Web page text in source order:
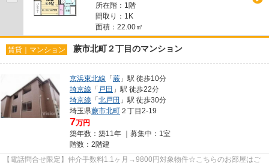
所在階：1階
間取り：1K
面積：22.00㎡
賃貸｜マンション 蕨市北町２丁目のマンション
京浜東北線 「蕨 」駅 徒歩10分
埼京線 「 戸田 」駅 徒歩22分
埼京線 「北戸田 」駅 徒歩30分
埼玉県蕨市北町 ２丁目2-19
7万円
築年数：築11年 ｜募集中： 1室
階数：2階建
【電話問合せ限定】仲介手数料1.1ヶ月→9800円対象物件☆こちらのお部屋はご